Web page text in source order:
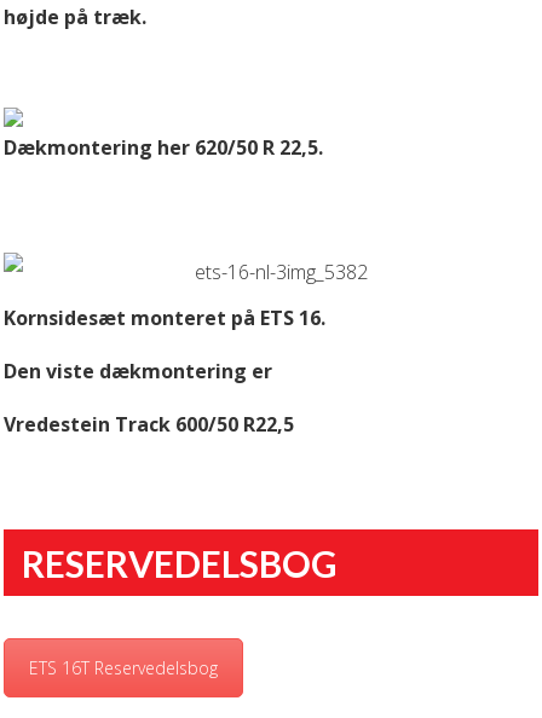
højde på træk.
Dækmontering her 620/50 R 22,5.
Kornsidesæt monteret på ETS 16.
Den viste dækmontering er
Vredestein Track 600/50 R22,5
RESERVEDELSBOG
ETS 16T Reservedelsbog